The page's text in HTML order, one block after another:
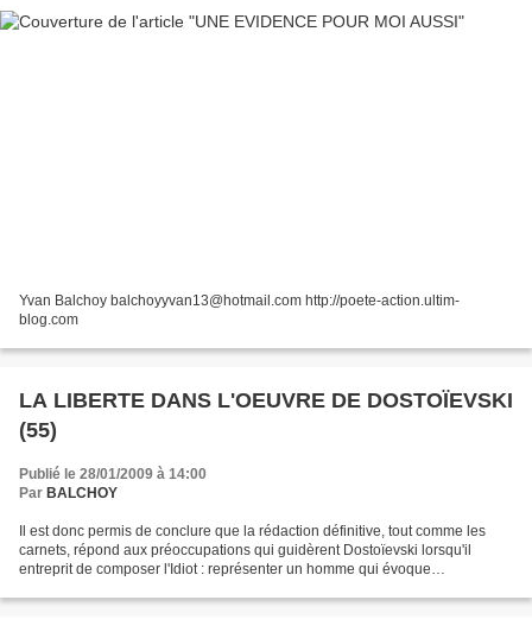
Yvan Balchoy balchoyyvan13@hotmail.com http://poete-action.ultim-
blog.com
LA LIBERTE DANS L'OEUVRE DE DOSTOÏEVSKI
(55)
Publié le 28/01/2009 à 14:00
Par BALCHOY
Il est donc permis de conclure que la rédaction définitive, tout comme les
carnets, répond aux préoccupations qui guidèrent Dostoïevski lorsqu'il
entreprit de composer l'Idiot : représenter un homme qui évoque